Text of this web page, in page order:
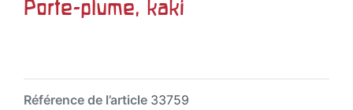
Porte-plume, kaki
Référence de l’article 33759